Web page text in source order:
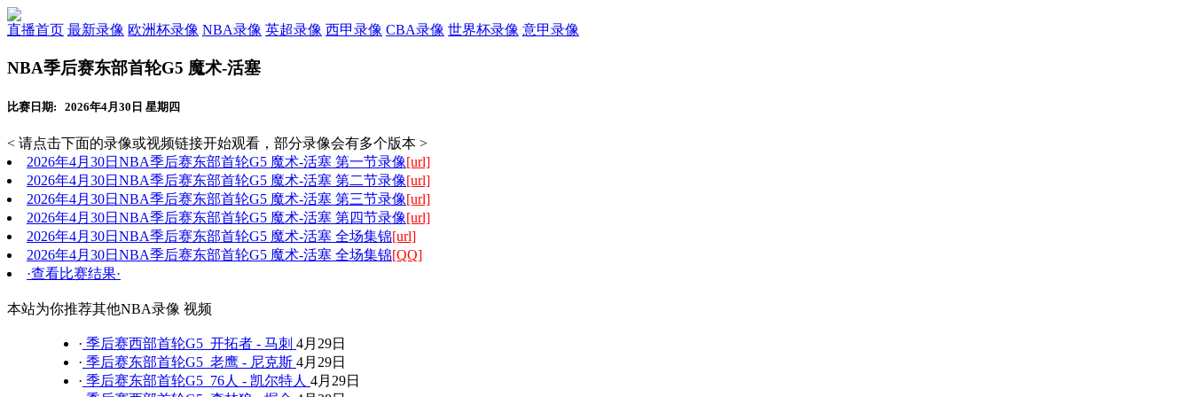
直播首页 最新录像 欧洲杯录像 NBA录像 英超录像 西甲录像 CBA录像 世界杯录像 意甲录像
NBA季后赛东部首轮G5 魔术-活塞
比赛日期: 2026年4月30日 星期四
< 请点击下面的录像或视频链接开始观看，部分录像会有多个版本 >
2026年4月30日NBA季后赛东部首轮G5 魔术-活塞 第一节录像[url]
2026年4月30日NBA季后赛东部首轮G5 魔术-活塞 第二节录像[url]
2026年4月30日NBA季后赛东部首轮G5 魔术-活塞 第三节录像[url]
2026年4月30日NBA季后赛东部首轮G5 魔术-活塞 第四节录像[url]
2026年4月30日NBA季后赛东部首轮G5 魔术-活塞 全场集锦[url]
2026年4月30日NBA季后赛东部首轮G5 魔术-活塞 全场集锦[QQ]
·查看比赛结果·
本站为你推荐其他NBA录像 视频
· 季后赛西部首轮G5 开拓者 - 马刺 4月29日
· 季后赛东部首轮G5 老鹰 - 尼克斯 4月29日
· 季后赛东部首轮G5 76人 - 凯尔特人 4月29日